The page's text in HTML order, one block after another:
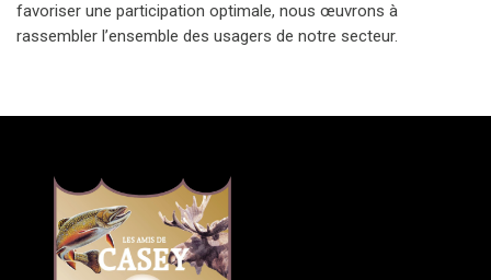
favoriser une participation optimale, nous œuvrons à
rassembler l’ensemble des usagers de notre secteur.